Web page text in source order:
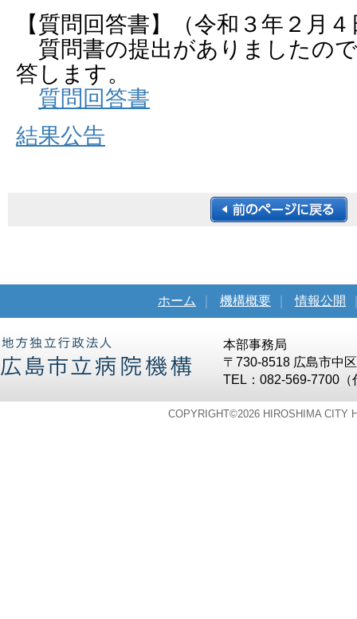
【質問回答書】（令和３年２月
質問書の提出がありましたの
答します。
質問回答書
結果公告
ホーム 機構概要 情報公開
本部事務局
〒730-8518 広島市中
TEL：082-569-7700
COPYRIGHT©2026 HIROSHIMA CITY